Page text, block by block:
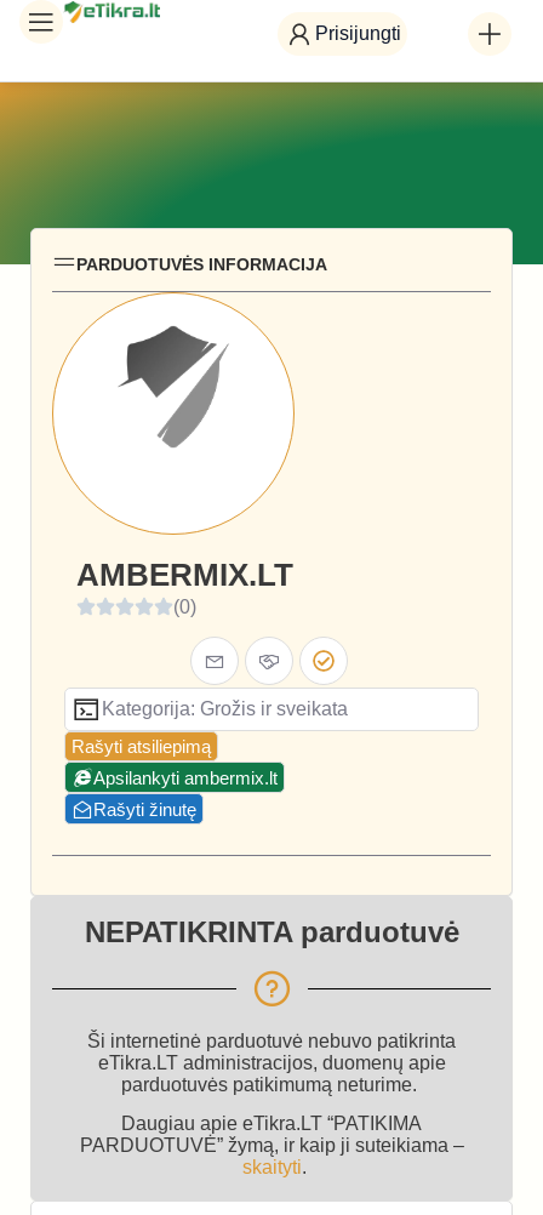
Prisijungti
PARDUOTUVĖS INFORMACIJA
AMBERMIX.LT
(0)
Kategorija: Grožis ir sveikata
Rašyti atsiliepimą
Apsilankyti ambermix.lt
Rašyti žinutę
NEPATIKRINTA parduotuvė
Ši internetinė parduotuvė nebuvo patikrinta
eTikra.LT administracijos, duomenų apie
parduotuvės patikimumą neturime.
Daugiau apie eTikra.LT “PATIKIMA
PARDUOTUVĖ” žymą, ir kaip ji suteikiama –
skaityti.